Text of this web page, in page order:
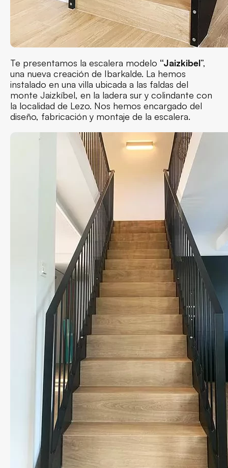
Te presentamos la escalera modelo “Jaizkibel”,
una nueva creación de Ibarkalde. La hemos
instalado en una villa ubicada a las faldas del
monte Jaizkíbel, en la ladera sur y colindante con
la localidad de Lezo. Nos hemos encargado del
diseño, fabricación y montaje de la escalera.